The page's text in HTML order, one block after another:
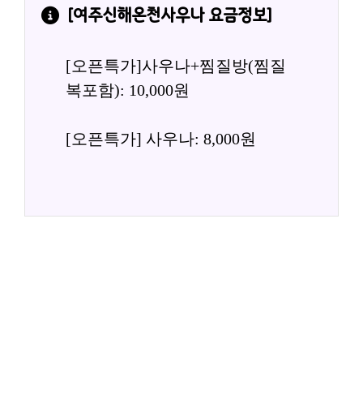
[여주신해온천사우나 요금정보]
[오픈특가]사우나+찜질방(찜질
복포함): 10,000원
[오픈특가] 사우나: 8,000원